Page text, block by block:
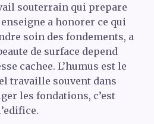
souterrain qui prepare
a honorer ce qui
soin des fondements, a
de surface depend
cachee. L’humus est le
travaille souvent dans
les fondations, c’est